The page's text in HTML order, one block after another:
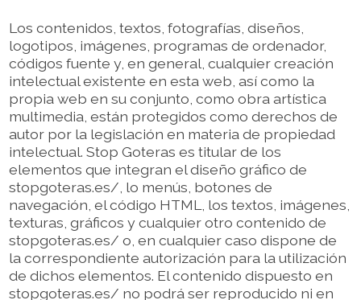
Los contenidos, textos, fotografías, diseños,
logotipos, imágenes, programas de ordenador,
códigos fuente y, en general, cualquier creación
intelectual existente en esta web, así como la
propia web en su conjunto, como obra artística
multimedia, están protegidos como derechos de
autor por la legislación en materia de propiedad
intelectual. Stop Goteras es titular de los
elementos que integran el diseño gráfico de
stopgoteras.es/, lo menús, botones de
navegación, el código HTML, los textos, imágenes,
texturas, gráficos y cualquier otro contenido de
stopgoteras.es/ o, en cualquier caso dispone de
la correspondiente autorización para la utilización
de dichos elementos. El contenido dispuesto en
stopgoteras.es/ no podrá ser reproducido ni en